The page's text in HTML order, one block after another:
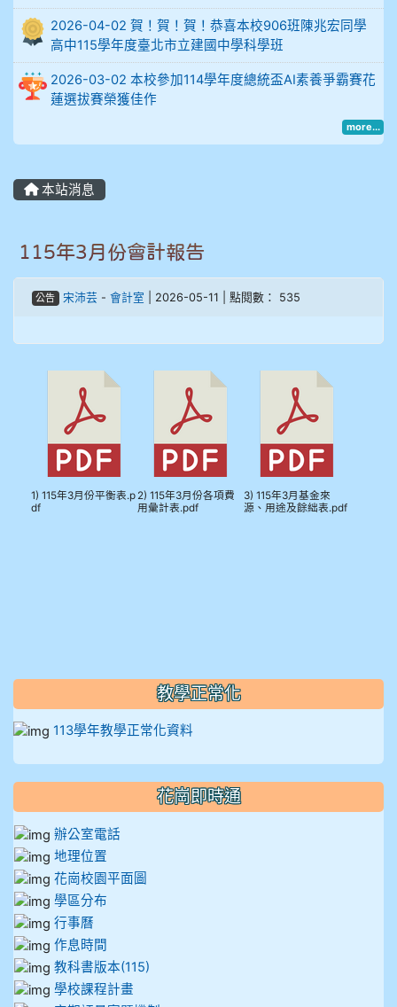
903陳品帆
904彭子庭
905蔣昇和
905周沛蓉
905鄭瑀安
907張晏寧
909林玉楓
909林朝智
910謝尚橙
912彭子宸
914王苡澄
2026-04-02 賀！賀！賀！恭喜本校906班陳兆宏同學
高中115學年度臺北市立建國中學科學班
2026-03-02 本校參加114學年度總統盃AI素養爭霸賽花
蓮選拔賽榮獲佳作
more...
本站消息
115年3月份會計報告
公告 宋沛芸- 會計室 | 2026-05-11 | 點閱數： 535
1) 115年3月份平衡表.p
df
2) 115年3月份各項費
用彙計表.pdf
3) 115年3月基金來
源、用途及餘絀表.pdf
教學正常化
113學年教學正常化資料
花崗即時通
辦公室電話
地理位置
花崗校園平面圖
學區分布
行事曆
作息時間
教科書版本(115)
學校課程計畫